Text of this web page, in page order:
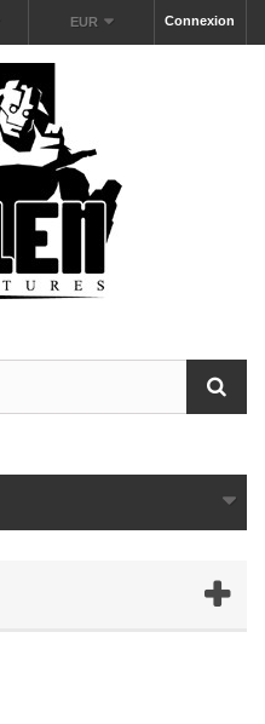
Connexion
EUR